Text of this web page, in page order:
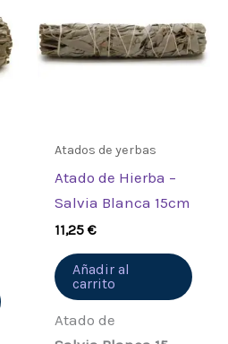
Atados de yerbas
Atado de Hierba –
Salvia Blanca 15cm
11,25€
Añadir al
carrito
Atado de